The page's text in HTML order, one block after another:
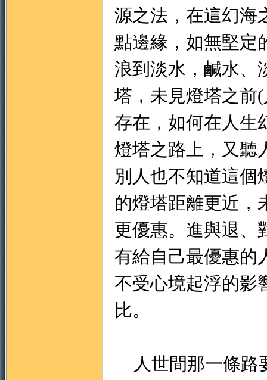
源之法，在這幻海
點邊緣，如無堅定
浪到淡水，鹹水、
塔，未見燈塔之前
存在，如何在人生
燈塔之路上，又聽
別人也不知道這個
的燈塔距離更近，
更優惠。進與退、
有給自己最優惠的
不受心境起浮的影
比。
人世間那一條路